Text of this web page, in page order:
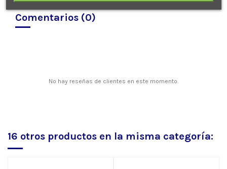
Comentarios (0)
No hay reseñas de clientes en este momento.
16 otros productos en la misma categoría: